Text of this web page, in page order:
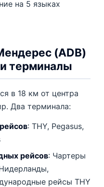
на 5 языках
(ADB)
терминалы
в 18 км от центра
Два терминала:
: THY, Pegasus,
рейсов: Чартеры
рейсы THY